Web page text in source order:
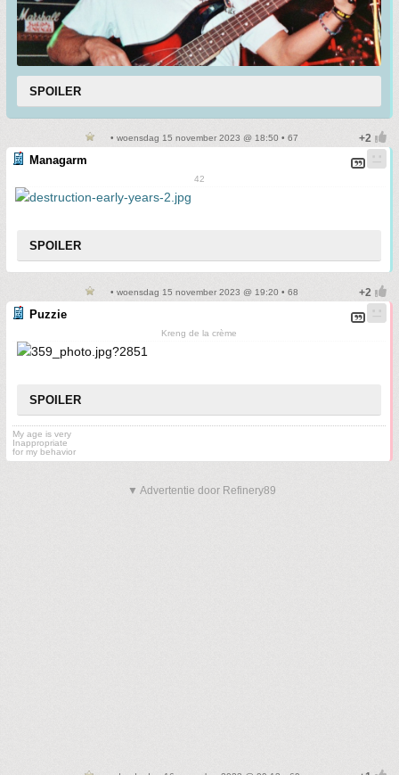
SPOILER
• woensdag 15 november 2023 @ 18:50 • 67
Managarm
42
SPOILER
• woensdag 15 november 2023 @ 19:20 • 68
Puzzie
Kreng de la crème
SPOILER
My age is very
Inappropriate
for my behavior
▼ Advertentie door Refinery89